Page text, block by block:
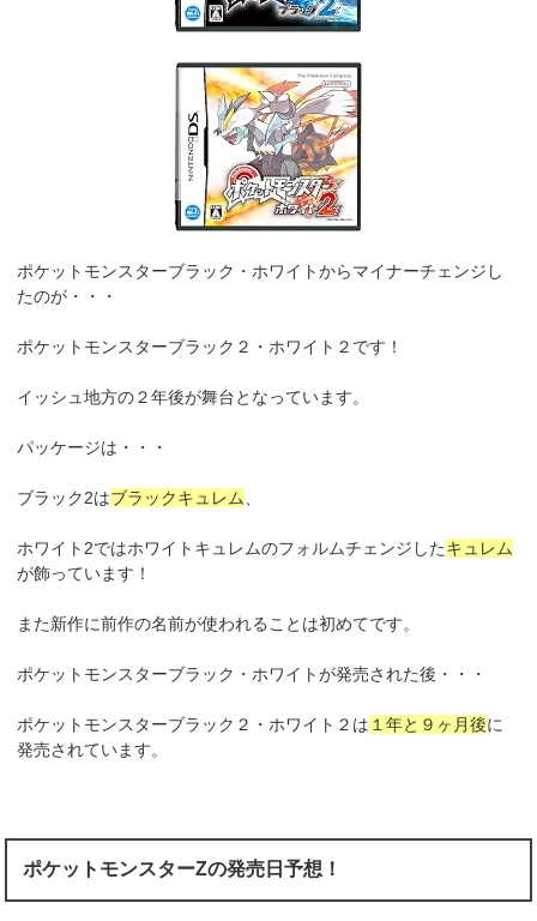
ポケットモンスターブラック・ホワイトからマイナーチェンジし
たのが・・・
ポケットモンスターブラック２・ホワイト２です！
イッシュ地方の２年後が舞台となっています。
パッケージは・・・
ブラック2はブラックキュレム
ホワイト2ではホワイトキュレムのフォルムチェンジしたキュレム
が飾っています！
また新作に前作の名前が使われることは初めてです。
ポケットモンスターブラック・ホワイトが発売された後・・・
ポケットモンスターブラック２・ホワイト２は １年と９ヶ月後に
発売されています。
ポケットモンスターZの発売日予想！